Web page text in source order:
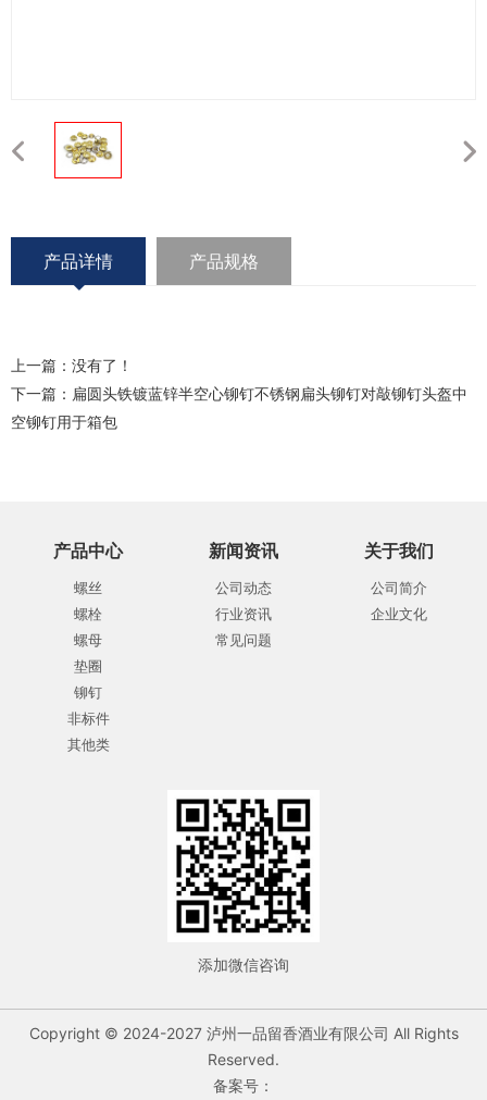
产品详情 产品规格
上一篇：没有了！
下一篇： 扁圆头铁镀蓝锌半空心铆钉不锈钢扁头铆钉对敲铆钉头盔中
空铆钉用于箱包
产品中心
螺丝
螺栓
螺母
垫圈
铆钉
非标件
其他类
新闻资讯
公司动态
行业资讯
常见问题
关于我们
公司简介
企业文化
添加微信咨询
Copyright © 2024-2027 泸州一品留香酒业有限公司 All Rights
Reserved.
备案号：